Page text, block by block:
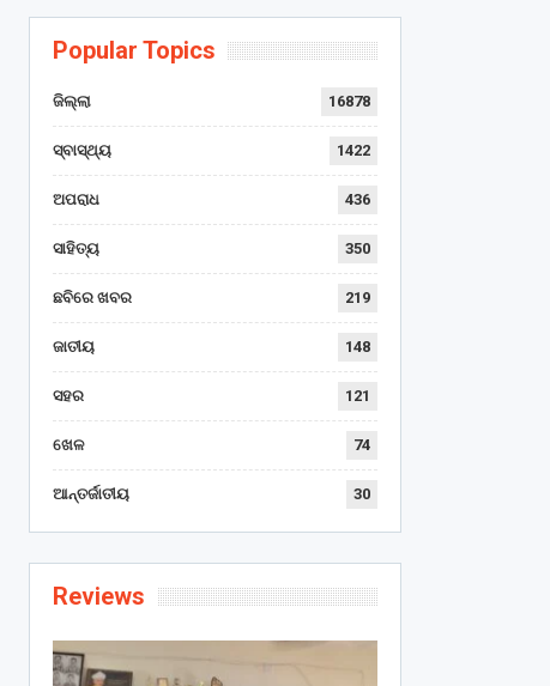
Popular Topics
ଜିଲ୍ଲା 16878
ସ୍ବାସ୍ଥ୍ୟ 1422
ଅପରାଧ 436
ସାହିତ୍ୟ 350
ଛବିରେ ଖବର 219
ଜାତୀୟ 148
ସହର 121
ଖେଳ 74
ଆନ୍ତର୍ଜାତୀୟ 30
Reviews